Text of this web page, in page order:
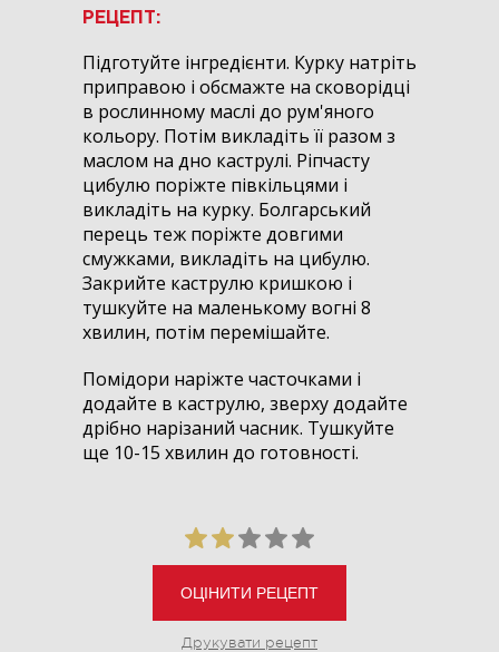
РЕЦЕПТ:
Підготуйте інгредієнти. Курку натріть
приправою і обсмажте на сковорідці
в рослинному маслі до рум'яного
кольору. Потім викладіть її разом з
маслом на дно каструлі. Ріпчасту
цибулю поріжте півкільцями і
викладіть на курку. Болгарський
перець теж поріжте довгими
смужками, викладіть на цибулю.
Закрийте каструлю кришкою і
тушкуйте на маленькому вогні 8
хвилин, потім перемішайте.
Помідори наріжте часточками і
додайте в каструлю, зверху додайте
дрібно нарізаний часник. Тушкуйте
ще 10-15 хвилин до готовності.
ОЦІНИТИ РЕЦЕПТ
Друкувати рецепт